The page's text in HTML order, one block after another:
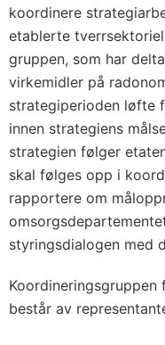
koordinere
etablerte
gruppen, som har
virkemidler på
strategiperioden løfte
innen strategiens
strategien følger
skal følges opp i
rapportere om
styringsdialogen med
består av